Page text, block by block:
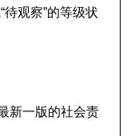
待观察”的等级状
新一版的社会责